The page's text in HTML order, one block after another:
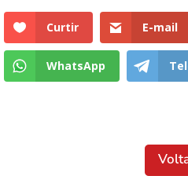
Curtir E-mail
WhatsApp